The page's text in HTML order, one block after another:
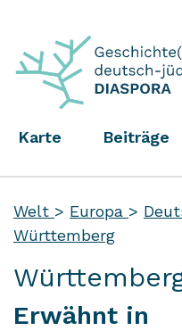
Karte Beiträge
Welt > Europa >
Württemberg
Erwähnt in